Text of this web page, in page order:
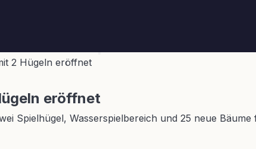
2 Hügeln eröffnet
eröffnet
Spielhügel, Wasserspielbereich und 25 neue